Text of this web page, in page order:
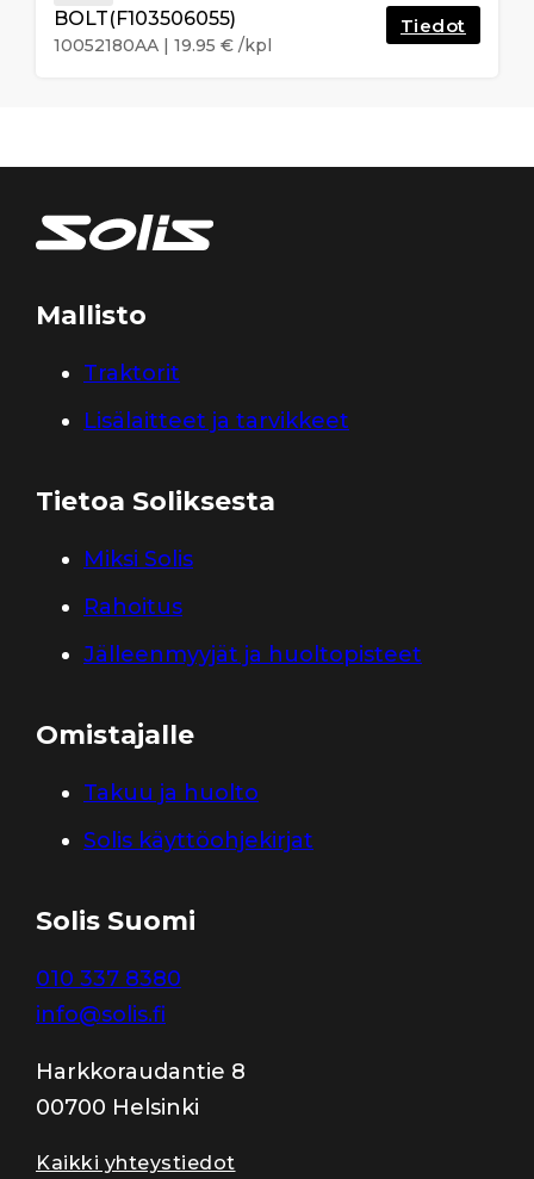
BOLT(F103506055)
10052180AA | 19.95 € /kpl
Tiedot
Mallisto
Traktorit
Lisälaitteet ja tarvikkeet
Tietoa Soliksesta
Miksi Solis
Rahoitus
Jälleenmyyjät ja huoltopisteet
Omistajalle
Takuu ja huolto
Solis käyttöohjekirjat
Solis Suomi
010 337 8380
info@solis.fi
Harkkoraudantie 8
00700 Helsinki
Kaikki yhteystiedot